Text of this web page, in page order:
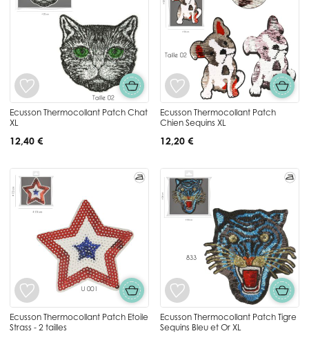
Ecusson Thermocollant Patch Chat
XL
12,40 €
Ecusson Thermocollant Patch
Chien Sequins XL
12,20 €
Ecusson Thermocollant Patch Etoile
Strass - 2 tailles
Ecusson Thermocollant Patch Tigre
Sequins Bleu et Or XL